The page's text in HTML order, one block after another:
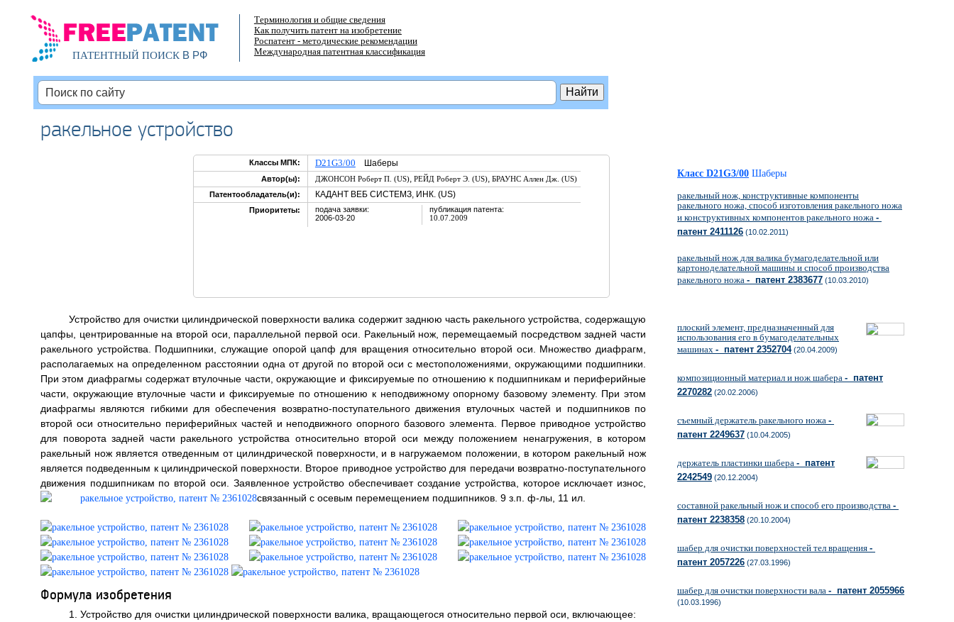
ПАТЕНТНЫЙ ПОИСКВ РФ
Терминология и общие сведения
Как получить патент на изобретение
Роспатент - методические рекомендации
Международная патентная классификация
ракельное устройство
Классы МПК: D21G3/00 Шаберы
Автор(ы): ДЖОНСОН Роберт П. (US), РЕЙД Роберт Э. (US), БРАУНС Аллен Дж. (US)
Патентообладатель(и):
КАДАНТ ВЕБ СИСТЕМЗ, ИНК. (US)
Приоритеты:
подача заявки:
2006-03-20
публикация патента:
10.07.2009
Устройство для очистки цилиндрической поверхности валика содержит заднюю часть ракельного устройства, содержащую
цапфы, центрированные на второй оси, параллельной первой оси. Ракельный нож, перемещаемый посредством задней части
ракельного устройства. Подшипники, служащие опорой цапф для вращения относительно второй оси. Множество диафрагм,
располагаемых на определенном расстоянии одна от другой по второй оси с местоположениями, окружающими подшипники.
При этом диафрагмы содержат втулочные части, окружающие и фиксируемые по отношению к подшипникам и периферийные
части, окружающие втулочные части и фиксируемые по отношению к неподвижному опорному базовому элементу. При этом
диафрагмы являются гибкими для обеспечения возвратно-поступательного движения втулочных частей и подшипников по
второй оси относительно периферийных частей и неподвижного опорного базового элемента. Первое приводное устройство
для поворота задней части ракельного устройства относительно второй оси между положением ненагружения, в котором
ракельный нож является отведенным от цилиндрической поверхности, и в нагружаемом положении, в котором ракельный нож
является подведенным к цилиндрической поверхности. Второе приводное устройство для передачи возвратно-поступательного
движения подшипникам по второй оси. Заявленное устройство обеспечивает создание устройства, которое исключает износ,
связанный с осевым перемещением подшипников. 9 з.п. ф-лы, 11 ил.
Формула изобретения
1. Устройство для очистки цилиндрической поверхности валика, вращающегося относительно первой оси, включающее:
Класс D21G3/00 Шаберы
ракельный нож, конструктивные компоненты
ракельного ножа, способ изготовления ракельного ножа
и конструктивных компонентов ракельного ножа -
патент 2411126 (10.02.2011)
ракельный нож для валика бумагоделательной или
картоноделательной машины и способ производства
ракельного ножа - патент 2383677 (10.03.2010)
плоский элемент, предназначенный для
использования его в бумагоделательных
машинах - патент 2352704(20.04.2009)
композиционный материал и нож шабера - патент
2270282 (20.02.2006)
съемный держатель ракельного ножа -
патент 2249637 (10.04.2005)
держатель пластинки шабера - патент
2242549 (20.12.2004)
составной ракельный нож и способ его производства -
патент 2238358 (20.10.2004)
шабер для очистки поверхностей тел вращения -
патент 2057226 (27.03.1996)
шабер для очистки поверхности вала - патент 2055966
(10.03.1996)